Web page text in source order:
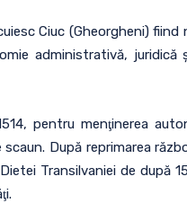
Ciuc (Gheorgheni)
administrativă,
pentru menţinerea
După reprimarea
Transilvaniei de